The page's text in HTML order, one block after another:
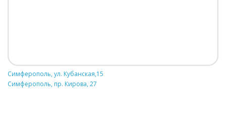
Симферополь, ул. Кубанская,15
Симферополь, пр. Кирова, 27